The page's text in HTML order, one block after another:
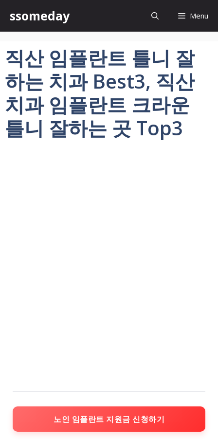
츠
건
뛰
ssomeday Menu
직산 임플란트 틀니 잘
하는 치과 Best3, 직산
치과 임플란트 크라운
틀니 잘하는 곳 Top3
노인 임플란트 지원금 신청하기